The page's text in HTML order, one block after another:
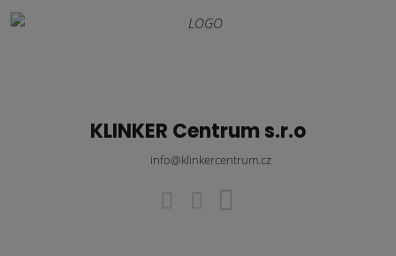
KLINKER Centrum s.r.o
info@klinkercentrum.cz